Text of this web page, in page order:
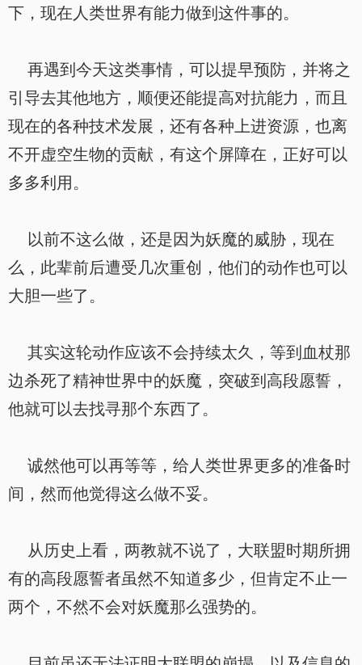
下，现在人类世界有能力做到这件事的。
再遇到今天这类事情，可以提早预防，并将之
引导去其他地方，顺便还能提高对抗能力，而且
现在的各种技术发展，还有各种上进资源，也离
不开虚空生物的贡献，有这个屏障在，正好可以
多多利用。
以前不这么做，还是因为妖魔的威胁，现在
么，此辈前后遭受几次重创，他们的动作也可以
大胆一些了。
其实这轮动作应该不会持续太久，等到血杖那
边杀死了精神世界中的妖魔，突破到高段愿誓，
他就可以去找寻那个东西了。
诚然他可以再等等，给人类世界更多的准备时
间，然而他觉得这么做不妥。
从历史上看，两教就不说了，大联盟时期所拥
有的高段愿誓者虽然不知道多少，但肯定不止一
两个，不然不会对妖魔那么强势的。